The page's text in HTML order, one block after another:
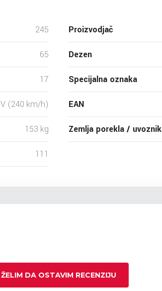
245
65
17
V (240 km/h)
153 kg
111
Proizvodjač
Dezen
Specijalna oznaka
EAN
Zemlja porekla / uvoznik
ŽELIM DA OSTAVIM RECENZIJU